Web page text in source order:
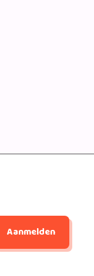
Aanmelden